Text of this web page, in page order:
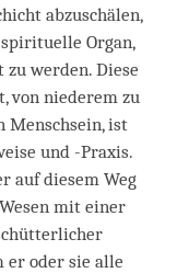
abzuschälen,
Organ,
werden. Diese
von niederem zu
Menschsein, ist
und -Praxis.
auf diesem Weg
mit einer
er oder sie alle